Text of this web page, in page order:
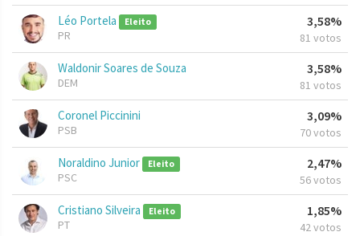
Léo Portela Eleito
PR
3,58%
81 votos
Waldonir Soares de Souza
DEM
3,58%
81 votos
Coronel Piccinini
PSB
3,09%
70 votos
Noraldino Junior Eleito
PSC
2,47%
56 votos
Cristiano Silveira Eleito
PT
1,85%
42 votos